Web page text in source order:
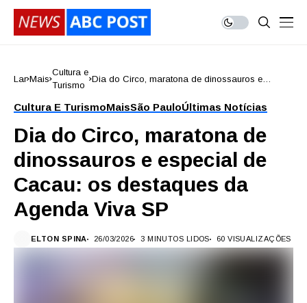
Lar Mais
Cultura e
Turismo
Dia do Circo, maratona de dinossauros e
Viva SP
Cultura E TurismoMaisSão PauloÚltimas Notícias
Dia do Circo, maratona de
dinossauros e especial de
Cacau: os destaques da
Agenda Viva SP
ELTON SPINA 26/03/2026 3 MINUTOS LIDOS 60 VISUALIZAÇÕES